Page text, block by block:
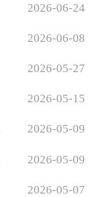
2026-06-24
2026-06-08
2026-05-27
2026-05-15
2026-05-09
2026-05-09
2026-05-07